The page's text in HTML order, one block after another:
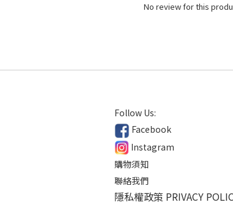
No review for this
Follow Us:
Facebook
Instagram
購物須知
聯絡我們
隱私權政策 PRIVACY